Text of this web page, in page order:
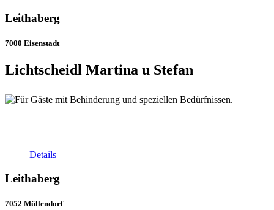
Leithaberg
7000 Eisenstadt
Lichtscheidl Martina u Stefan
Details
Leithaberg
7052 Müllendorf